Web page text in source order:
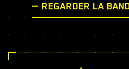
REGARDER LA